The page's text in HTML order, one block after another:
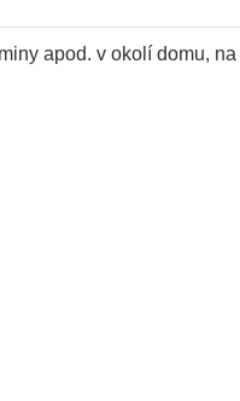
apod. v okolí domu,